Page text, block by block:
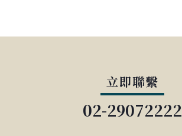
立即聯繫
02-29072222